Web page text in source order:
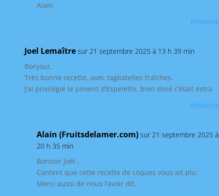
Alain
Réponse
Joel Lemaître sur 21 septembre 2025 à 13 h 39 min
Bonjour,
Très bonne recette, avec tagliatelles fraîches.
J’ai privilégié le piment d’Espelette, bien dosé c’était extra.
Réponse
Alain (Fruitsdelamer.com) sur 21 septembre 2025 à
20 h 35 min
Bonsoir Joël ,
Content que cette recette de coques vous ait plu.
Merci aussi de nous l’avoir dit,